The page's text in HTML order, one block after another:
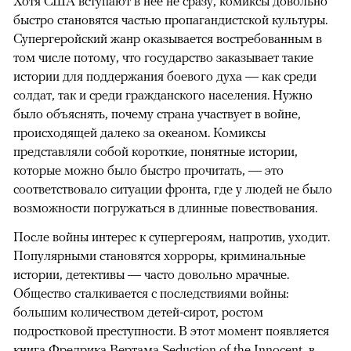
быстро становятся частью пропагандистской культуры.
Супергеройский жанр оказывается востребованным в
том числе потому, что государство заказывает такие
истории для поддержания боевого духа — как среди
солдат, так и среди гражданского населения. Нужно
было объяснять, почему страна участвует в войне,
происходящей далеко за океаном. Комиксы
представляли собой короткие, понятные истории,
которые можно было быстро прочитать, — это
соответствовало ситуации фронта, где у людей не было
возможности погружаться в длинные повествования.
После войны интерес к супергероям, напротив, уходит.
Популярными становятся хорроры, криминальные
истории, детективы — часто довольно мрачные.
Общество сталкивается с последствиями войны:
большим количеством детей-сирот, ростом
подростковой преступности. В этот момент появляется